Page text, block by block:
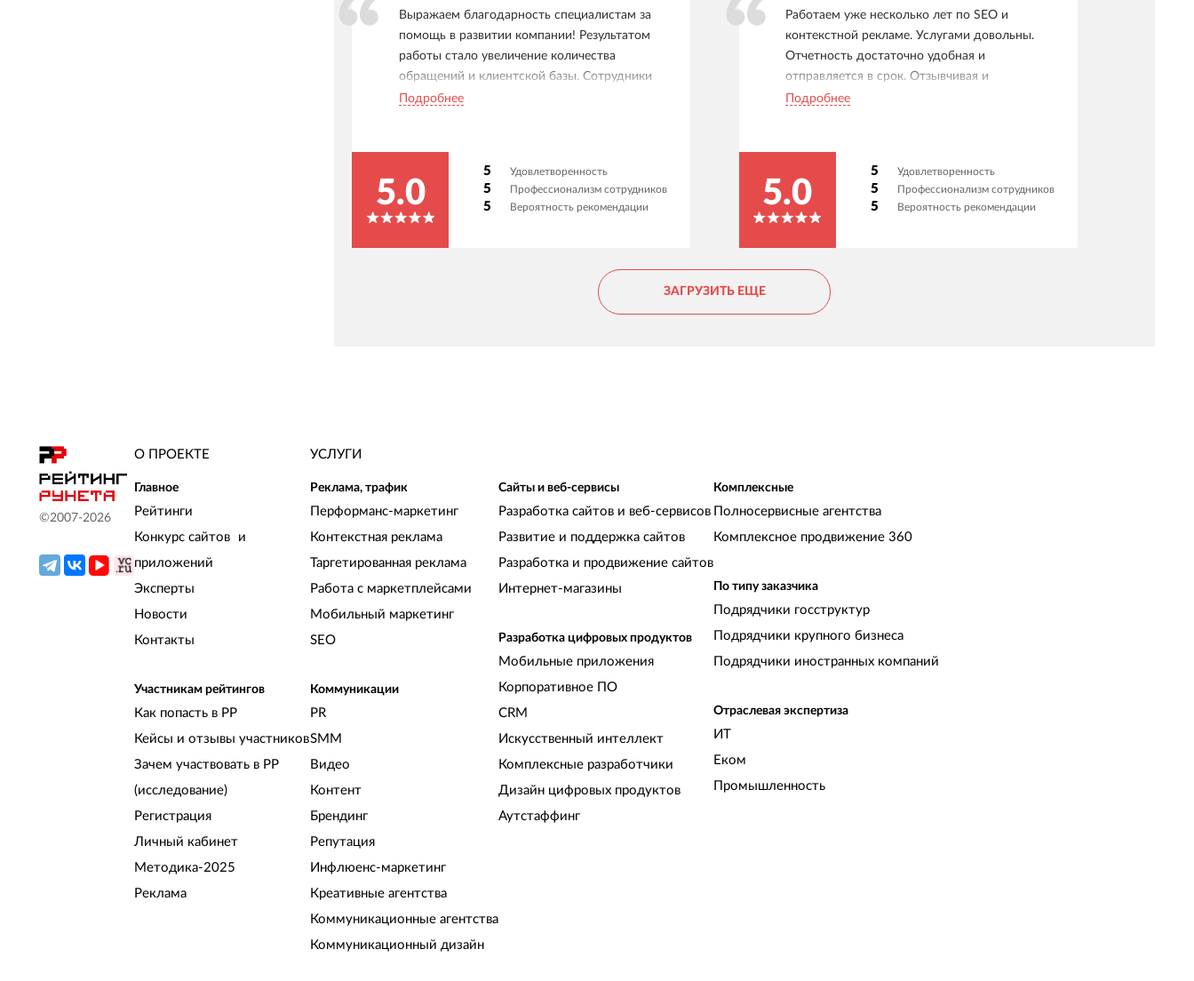
Выражаем благодарность специалистам за
помощь в развитии компании! Результатом
работы стало увеличение количества
обращений и клиентской базы. Сотрудники
вовремя присылают подробные отчеты и
Подробнее
5.0
5 Удовлетворенность
5 Профессионализм сотрудников
5 Вероятность рекомендации
Работаем уже несколько лет по SEO и
контекстной рекламе. Услугами довольны.
Отчетность достаточно удобная и
отправляется в срок. Отзывчивая и
профессиональная команда. Рекомендую.
Подробнее
5.0
5 Удовлетворенность
5 Профессионализм сотрудников
5 Вероятность рекомендации
ЗАГРУЗИТЬ ЕЩЕ
©2007-2026
О ПРОЕКТЕ
Главное
Рейтинги
Конкурс сайтов и
приложений
Эксперты
Новости
Контакты
Участникам рейтингов
Как попасть в РР
Кейсы и отзывы участников
Зачем участвовать в РР
(исследование)
Регистрация
Личный кабинет
Методика-2025
Реклама
УСЛУГИ
Реклама, трафик
Перформанс-маркетинг
Контекстная реклама
Таргетированная реклама
Работа с маркетплейсами
Мобильный маркетинг
SEO
Коммуникации
PR
SMM
Видео
Контент
Брендинг
Репутация
Инфлюенс-маркетинг
Креативные агентства
Коммуникационные агентства
Коммуникационный дизайн
Сайты и веб-сервисы
Разработка сайтов и веб-сервисов
Развитие и поддержка сайтов
Разработка и продвижение сайтов
Интернет-магазины
Разработка цифровых продуктов
Мобильные приложения
Корпоративное ПО
CRM
Искусственный интеллект
Комплексные разработчики
Дизайн цифровых продуктов
Аутстаффинг
Комплексные
Полносервисные агентства
Комплексное продвижение 360
По типу заказчика
Подрядчики госструктур
Подрядчики крупного бизнеса
Подрядчики иностранных компаний
Отраслевая экспертиза
ИТ
Еком
Промышленность